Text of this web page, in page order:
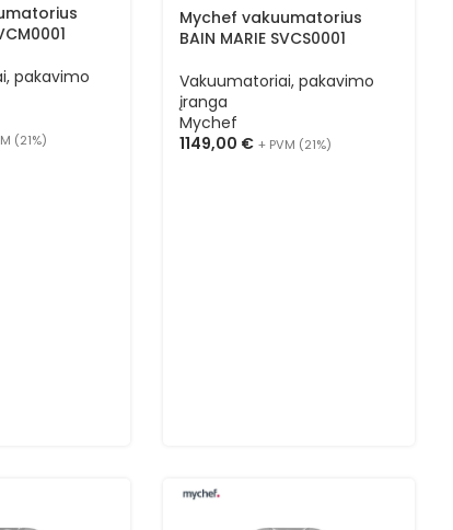
pakavimo
(21%)
Mychef vakuumatorius
BAIN MARIE SVCS0001
Vakuumatoriai, pakavimo
įranga
Mychef
1149,00 € + PVM (21%)